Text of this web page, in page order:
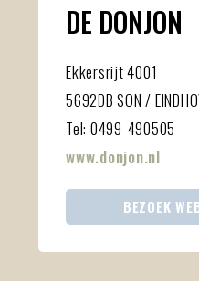
DE DONJON
Ekkersrijt 4001
5692DB SON /
Tel: 0499-490505
www.donjon.nl
BEZOEK